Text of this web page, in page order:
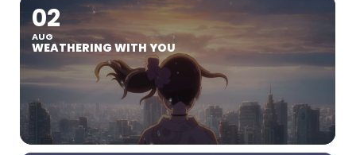
02
AUG
WEATHERING WITH YOU